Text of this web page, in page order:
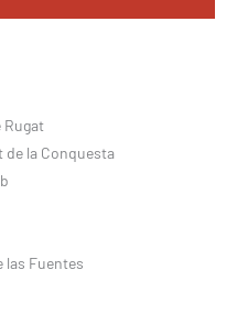
Rugat
de la Conquesta
las Fuentes